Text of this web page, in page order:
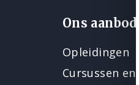
Ons aanbod
Opleidingen
Cursussen